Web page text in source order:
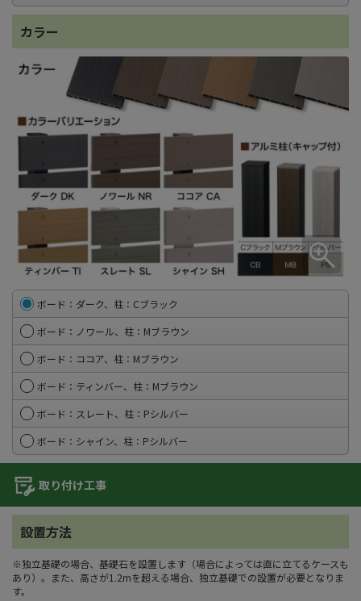
カラー
ボード：ダーク、柱：Cブラック
ボード：ノワール、柱：Mブラウン
ボード：ココア、柱：Mブラウン
ボード：ティンバー、柱：Mブラウン
ボード：スレート、柱：Pシルバー
ボード：シャイン、柱：Pシルバー
取り付け工事
設置方法
※独立基礎の場合、基礎石を設置します（場合によっては直に立てるケースも
あり）。また、高さが1.2mを超える場合、独立基礎での設置が必要となりま
す。